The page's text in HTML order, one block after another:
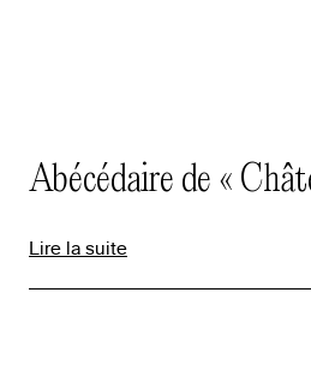
Abécédaire de «
Lire la suite